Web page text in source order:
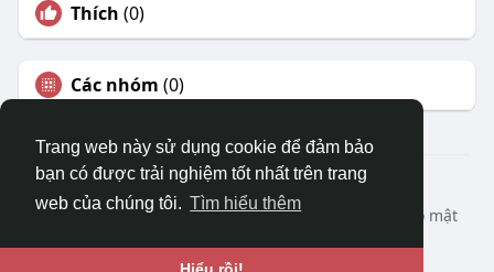
Trang web này sử dụng cookie để đảm bảo
bạn có được trải nghiệm tốt nhất trên trang
web của chúng tôi. Tìm hiểu thêm
Thích (0)
Các nhóm (0)
© 2026 DRVIET.COM
Nhà
Bao Quát Liên hệ chúng tôi
Chính sách bảo mật
Ngôn ngữ